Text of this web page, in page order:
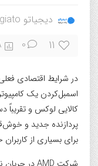
دیجیاتو digiato
11
0
در شرایط اقتصادی
اسمبل‌کردن یک
کالایی لوکس و تقریباً
برای بسیاری از